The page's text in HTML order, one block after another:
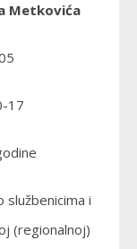
Metkovića
17
službenicima i
(regionalnoj)